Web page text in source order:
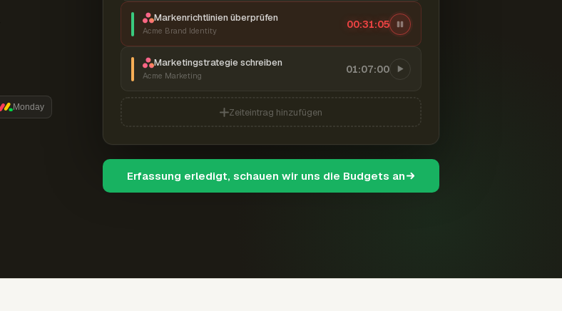
Monday
Markenrichtlinien überprüfen
Acme Brand Identity
00:31:06
Marketingstrategie schreiben
Acme Marketing
01:07:00
Zeiteintrag hinzufügen
Erfassung erledigt, schauen wir uns die Budgets an